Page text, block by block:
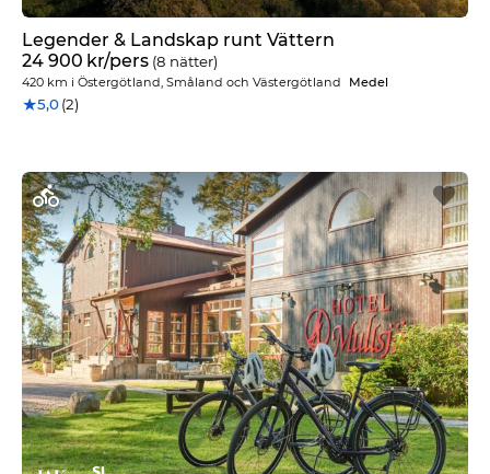
Legender & Landskap runt Vättern
24 900 kr/pers (8 nätter)
420 km i Östergötland, Småland och Västergötland Medel
★5,0(2)